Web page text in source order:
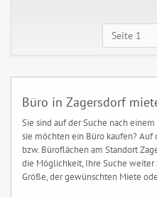
Seite 1
Büro in Zagersdorf
Sie sind auf der Suche nach einem
sie möchten ein Büro kaufen?
bzw. Büroflächen am Standort
die Möglichkeit, Ihre Suche
Größe, der gewünschten Miete